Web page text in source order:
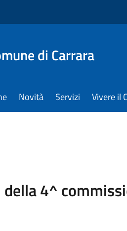
di Carrara
Novità Servizi Vivere il
4^